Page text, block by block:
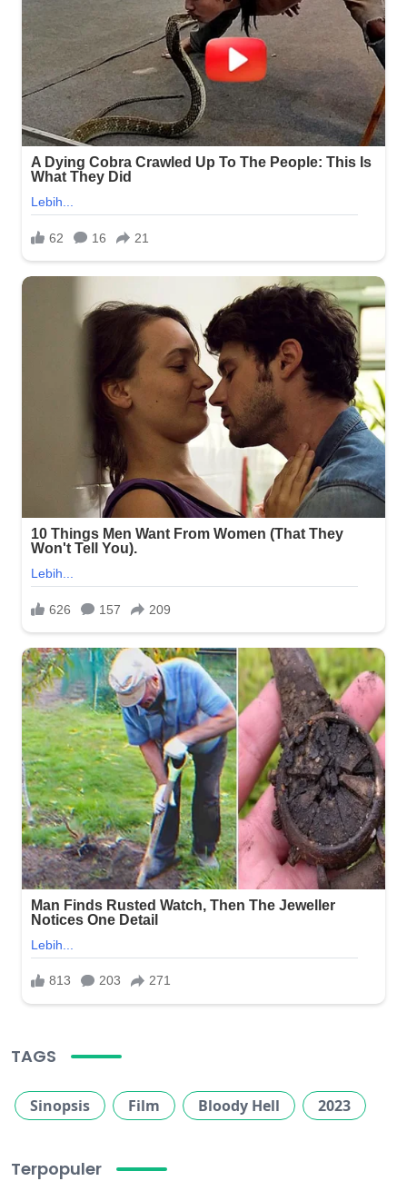
TAGS
Sinopsis Film Bloody Hell 2023
Terpopuler